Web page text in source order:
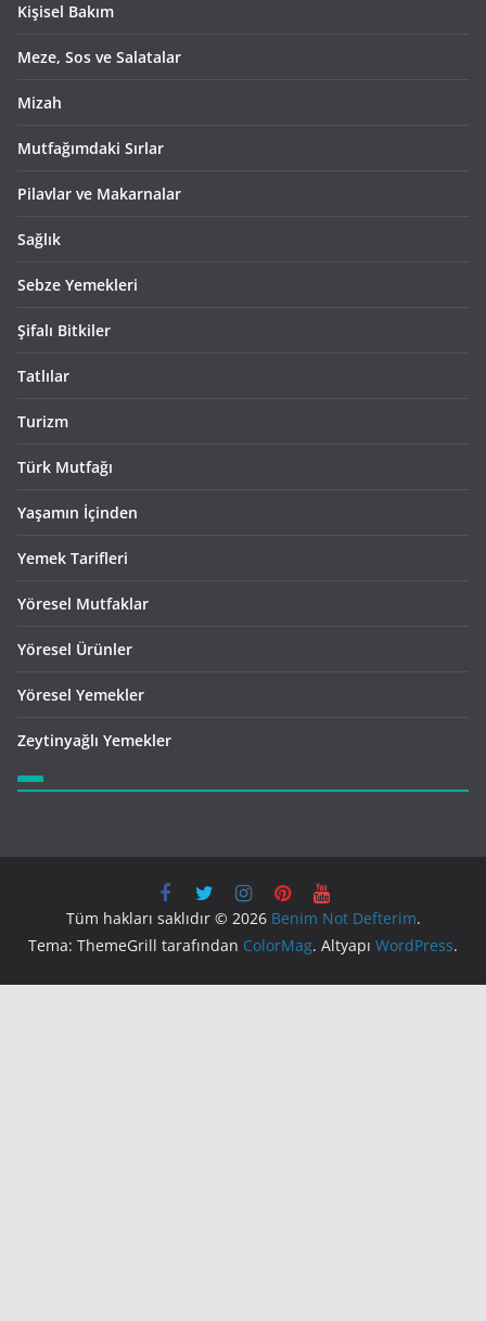
Kişisel Bakım
Meze, Sos ve Salatalar
Mizah
Mutfağımdaki Sırlar
Pilavlar ve Makarnalar
Sağlık
Sebze Yemekleri
Şifalı Bitkiler
Tatlılar
Turizm
Türk Mutfağı
Yaşamın İçinden
Yemek Tarifleri
Yöresel Mutfaklar
Yöresel Ürünler
Yöresel Yemekler
Zeytinyağlı Yemekler
Tüm hakları saklıdır © 2026 Benim Not Defterim.
Tema: ThemeGrill tarafından ColorMag. Altyapı WordPress.